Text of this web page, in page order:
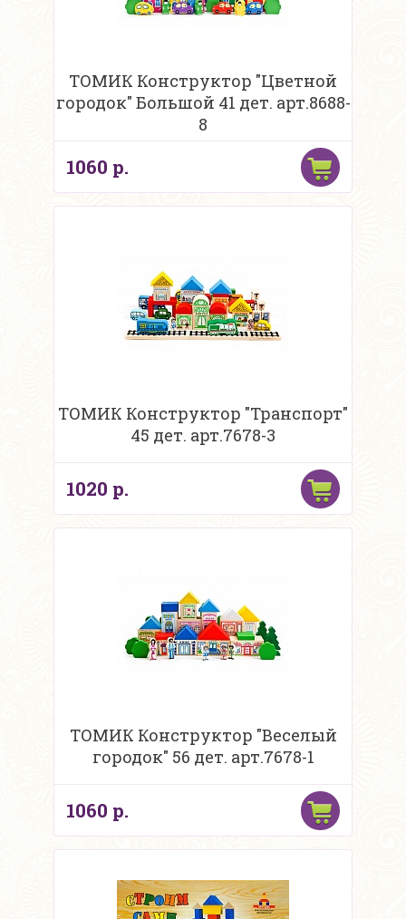
ТОМИК Конструктор "Цветной
городок" Большой 41 дет. арт.8688-
8
1060 р.
ТОМИК Конструктор "Транспорт"
45 дет. арт.7678-3
1020 р.
ТОМИК Конструктор "Веселый
городок" 56 дет. арт.7678-1
1060 р.